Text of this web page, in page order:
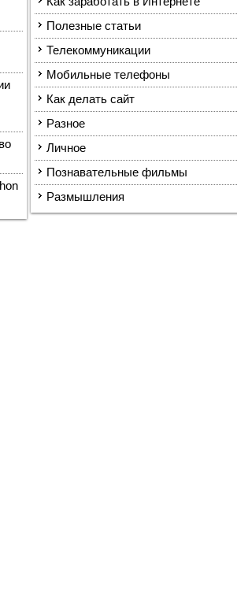
Полезные статьи
Телекоммуникации
Мобильные телефоны
Как делать сайт
Разное
Личное
Познавательные фильмы
Размышления